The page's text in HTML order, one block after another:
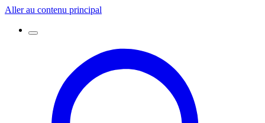
Aller au contenu principal